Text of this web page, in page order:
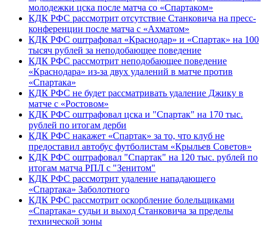
молодежки цска после матча со «Спартаком»
КДК РФС рассмотрит отсутствие Станковича на пресс-
конференции после матча с «Ахматом»
КДК РФС оштрафовал «Краснодар» и «Спартак» на 100
тысяч рублей за неподобающее поведение
КДК РФС рассмотрит неподобающее поведение
«Краснодара» из‑за двух удалений в матче против
«Спартака»
КДК РФС не будет рассматривать удаление Джику в
матче с «Ростовом»
КДК РФС оштрафовал цска и "Спартак" на 170 тыс.
рублей по итогам дерби
КДК РФС накажет «Спартак» за то, что клуб не
предоставил автобус футболистам «Крыльев Советов»
КДК РФС оштрафовал "Спартак" на 120 тыс. рублей по
итогам матча РПЛ с "Зенитом"
КДК РФС рассмотрит удаление нападающего
«Спартака» Заболотного
КДК РФС рассмотрит оскорбление болельщиками
«Спартака» судьи и выход Станковича за пределы
технической зоны